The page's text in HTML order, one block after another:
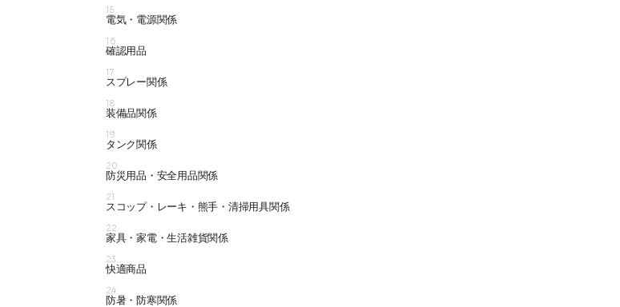
15
電気・電源関係
16
確認用品
17
スプレー関係
18
装備品関係
19
タンク関係
20
防災用品・安全用品関係
21
スコップ・レーキ・熊手・清掃用具関係
22
家具・家電・生活雑貨関係
23
快適商品
24
防暑・防寒関係